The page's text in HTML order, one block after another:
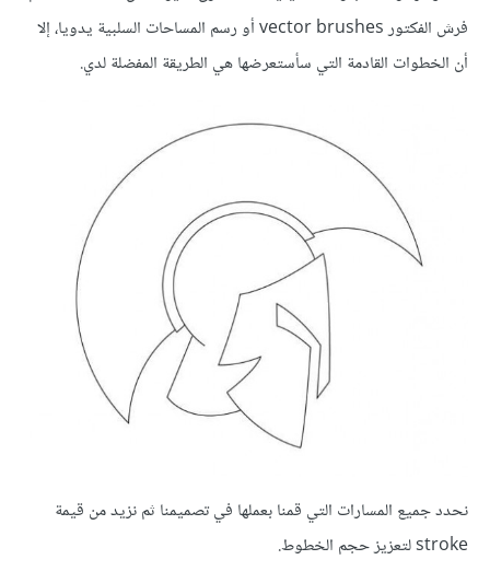
فرش الفكتور vector brushes أو رسم المساحات السلبية يدويا، إلا
أن الخطوات القادمة التي سأستعرضها هي الطريقة المفضلة لدي.
نحدد جميع المسارات التي قمنا بعملها في تصميمنا ثم نزيد من قيمة
stroke لتعزيز حجم الخطوط.